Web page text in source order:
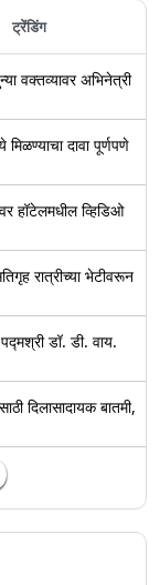
ट्रेंडिंग
वक्तव्यावर अभिनेत्री
दावा पूर्णपणे
हॉटेलमधील व्हिडिओ
रात्रीच्या भेटीवरून
डॉ. डी. वाय.
दिलासादायक बातमी,